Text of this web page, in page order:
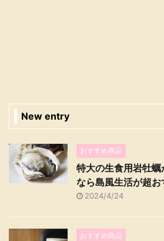
New entry
おすすめ商品
特大の生食用岩牡
なら島風生活が超お
2024/4/24
おすすめ商品